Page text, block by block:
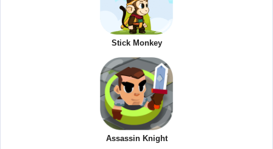
Stick Monkey
Assassin Knight